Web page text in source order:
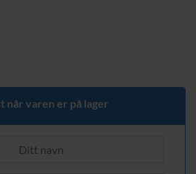
når varen er på lager